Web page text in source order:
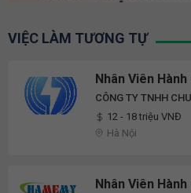
VIỆC LÀM TƯƠNG TỰ
Nhân Viên
CÔNG TY TNHH
12 - 18 triệu VNĐ
Hà Nội
Nhân Viên